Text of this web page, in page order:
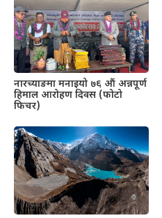
नारच्याङमा मनाइयो ७६ औं अन्नपूर्ण
हिमाल आरोहण दिवस (फोटो
फिचर)